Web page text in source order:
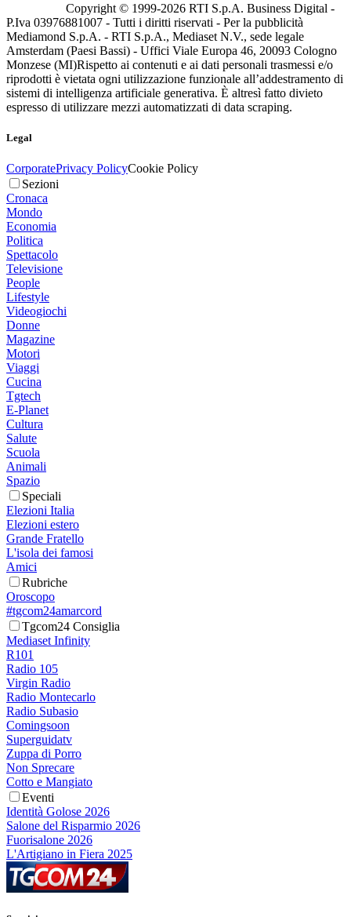
Copyright © 1999-2026 RTI S.p.A. Business Digital -
P.Iva 03976881007 - Tutti i diritti riservati - Per la pubblicità
Mediamond S.p.A. - RTI S.p.A., Mediaset N.V., sede legale
Amsterdam (Paesi Bassi) - Uffici Viale Europa 46, 20093 Cologno
Monzese (MI)Rispetto ai contenuti e ai dati personali trasmessi e/o
riprodotti è vietata ogni utilizzazione funzionale all’addestramento di
sistemi di intelligenza artificiale generativa. È altresì fatto divieto
espresso di utilizzare mezzi automatizzati di data scraping.
Legal
CorporatePrivacy PolicyCookie Policy
Sezioni
Cronaca
Mondo
Economia
Politica
Spettacolo
Televisione
People
Lifestyle
Videogiochi
Donne
Magazine
Motori
Viaggi
Cucina
Tgtech
E-Planet
Cultura
Salute
Scuola
Animali
Spazio
Speciali
Elezioni Italia
Elezioni estero
Grande Fratello
L'isola dei famosi
Amici
Rubriche
Oroscopo
#tgcom24amarcord
Tgcom24 Consiglia
Mediaset Infinity
R101
Radio 105
Virgin Radio
Radio Montecarlo
Radio Subasio
Comingsoon
Superguidatv
Zuppa di Porro
Non Sprecare
Cotto e Mangiato
Eventi
Identità Golose 2026
Salone del Risparmio 2026
Fuorisalone 2026
L'Artigiano in Fiera 2025